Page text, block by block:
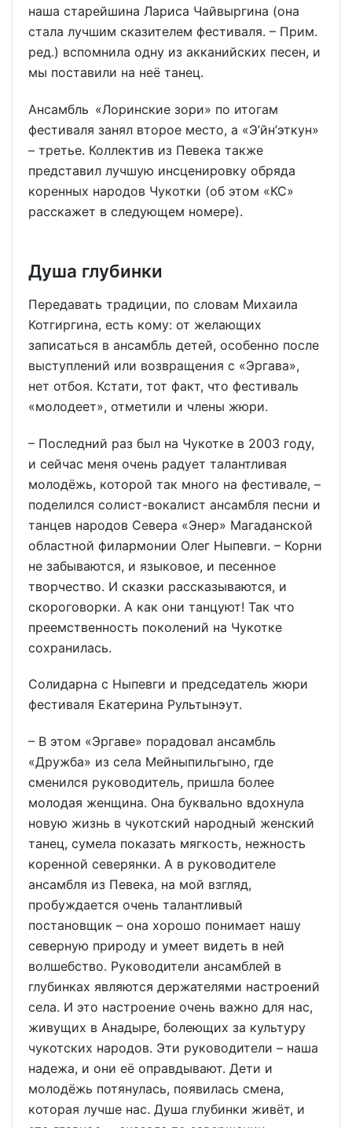
наша старейшина Лариса Чайвыргина (она
стала лучшим сказителем фестиваля. – Прим.
ред.) вспомнила одну из акканийских песен, и
мы поставили на неё танец.
Ансамбль «Лоринские зори» по итогам
фестиваля занял второе место, а «Э’йн’эткун»
– третье. Коллектив из Певека также
представил лучшую инсценировку обряда
коренных народов Чукотки (об этом «КС»
расскажет в следующем номере).
Душа глубинки
Передавать традиции, по словам Михаила
Котгиргина, есть кому: от желающих
записаться в ансамбль детей, особенно после
выступлений или возвращения с «Эргава»,
нет отбоя. Кстати, тот факт, что фестиваль
«молодеет», отметили и члены жюри.
– Последний раз был на Чукотке в 2003 году,
и сейчас меня очень радует талантливая
молодёжь, которой так много на фестивале, –
поделился солист-вокалист ансамбля песни и
танцев народов Севера «Энер» Магаданской
областной филармонии Олег Ныпевги. – Корни
не забываются, и языковое, и песенное
творчество. И сказки рассказываются, и
скороговорки. А как они танцуют! Так что
преемственность поколений на Чукотке
сохранилась.
Солидарна с Ныпевги и председатель жюри
фестиваля Екатерина Рультынэут.
– В этом «Эргаве» порадовал ансамбль
«Дружба» из села Мейныпильгыно, где
сменился руководитель, пришла более
молодая женщина. Она буквально вдохнула
новую жизнь в чукотский народный женский
танец, сумела показать мягкость, нежность
коренной северянки. А в руководителе
ансамбля из Певека, на мой взгляд,
пробуждается очень талантливый
постановщик – она хорошо понимает нашу
северную природу и умеет видеть в ней
волшебство. Руководители ансамблей в
глубинках являются держателями настроений
села. И это настроение очень важно для нас,
живущих в Анадыре, болеющих за культуру
чукотских народов. Эти руководители – наша
надежа, и они её оправдывают. Дети и
молодёжь потянулась, появилась смена,
которая лучше нас. Душа глубинки живёт, и